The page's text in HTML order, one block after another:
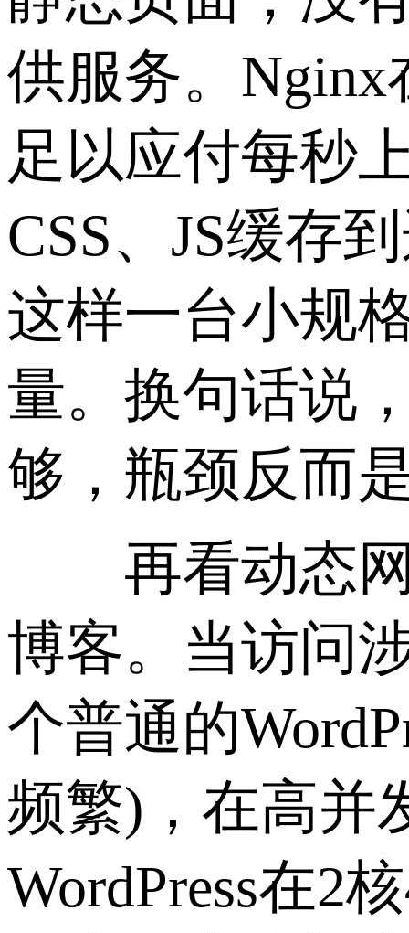
供服务。Nginx
足以应付每秒
CSS、JS缓存
这样一台小规
量。换句话说
够，瓶颈反而
再看动态网
博客。当访问
个普通的
频繁)，在高并
WordPress在2